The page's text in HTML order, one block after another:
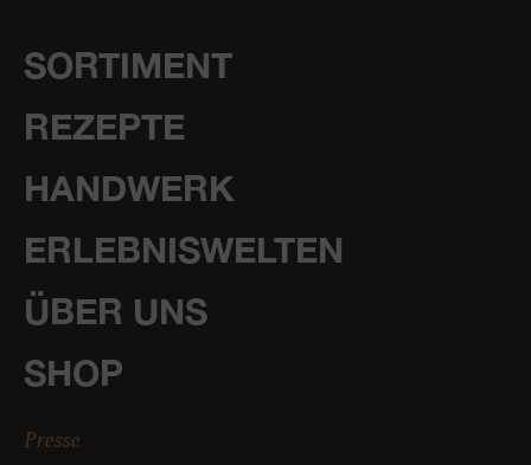
SORTIMENT
REZEPTE
HANDWERK
ERLEBNISWELTEN
ÜBER UNS
SHOP
Presse